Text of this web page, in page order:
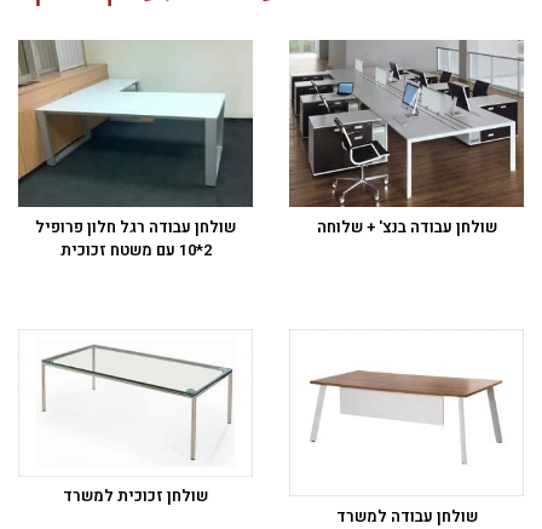
שולחן עבודה בנצ' + שלוחה
שולחן עבודה רגל חלון פרופיל
2*10 עם משטח זכוכית
שולחן עבודה למשרד
שולחן זכוכית למשרד